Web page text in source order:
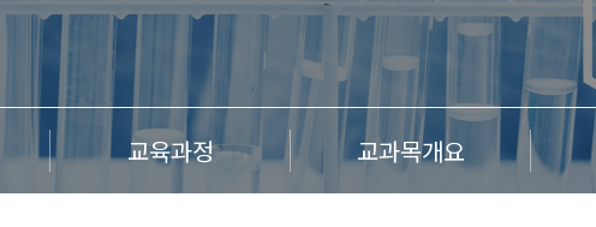
교육과정 교과목개요